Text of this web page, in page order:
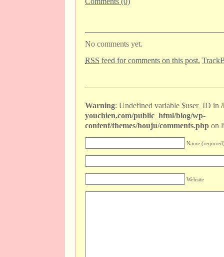
No comments yet.
RSS feed for comments on this post.
Warning: Undefined variable $user_ID in
youchien.com/public_html/blog/wp-
content/themes/houju/comments.php on
Name
Website